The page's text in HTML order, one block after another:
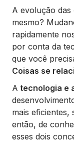
A evolução das
mesmo?
rapidamente
por conta da
que você
Coisas se
A tecnologia e
mais eficientes,
então, de
esses dois